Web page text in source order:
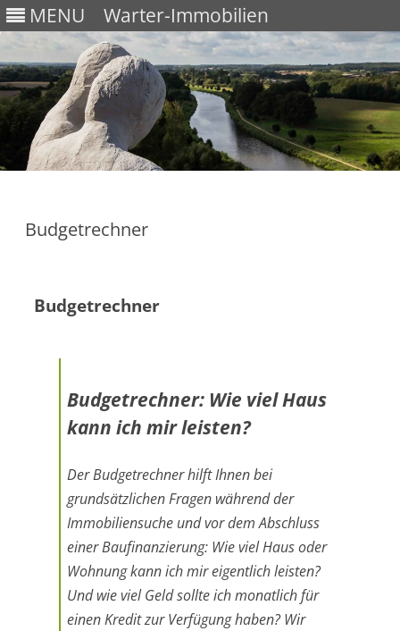
MENU Warter-Immobilien
Budgetrechner
Budgetrechner
Budgetrechner: Wie viel Haus
kann ich mir leisten?
Der Budgetrechner hilft Ihnen bei
grundsätzlichen Fragen während der
Immobiliensuche und vor dem Abschluss
einer Baufinanzierung: Wie viel Haus oder
Wohnung kann ich mir eigentlich leisten?
Und wie viel Geld sollte ich monatlich für
einen Kredit zur Verfügung haben? Wir